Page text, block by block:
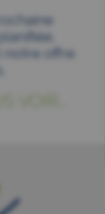
notre offre